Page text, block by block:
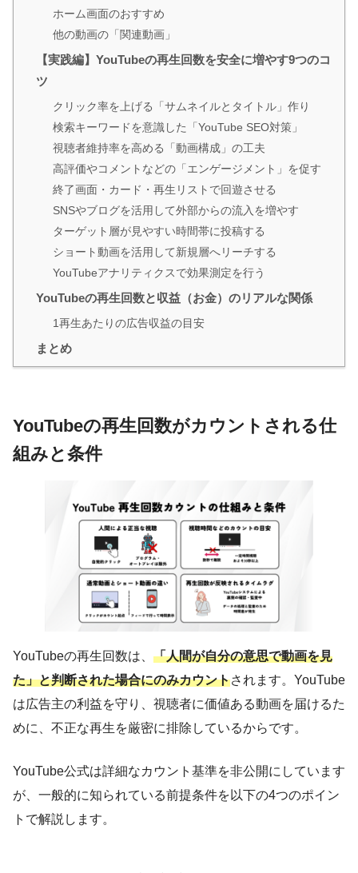
ホーム画面のおすすめ
他の動画の「関連動画」
【実践編】YouTubeの再生回数を安全に増やす9つのコ
ツ
クリック率を上げる「サムネイルとタイトル」作り
検索キーワードを意識した「YouTube SEO対策」
視聴者維持率を高める「動画構成」の工夫
高評価やコメントなどの「エンゲージメント」を促す
終了画面・カード・再生リストで回遊させる
SNSやブログを活用して外部からの流入を増やす
ターゲット層が見やすい時間帯に投稿する
ショート動画を活用して新規層へリーチする
YouTubeアナリティクスで効果測定を行う
YouTubeの再生回数と収益（お金）のリアルな関係
1再生あたりの広告収益の目安
まとめ
YouTubeの再生回数がカウントされる仕
組みと条件
YouTubeの再生回数は、 「人間が自分の意思で動画を見
た」と判断された場合にのみカウントされます。YouTube
は広告主の利益を守り、視聴者に価値ある動画を届けるた
めに、不正な再生を厳密に排除しているからです。
YouTube公式は詳細なカウント基準を非公開にしています
が、一般的に知られている前提条件を以下の4つのポイン
トで解説します。